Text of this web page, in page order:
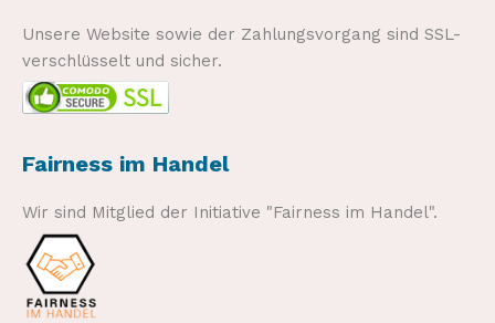
Unsere Website sowie der Zahlungsvorgang sind SSL-
verschlüsselt und sicher.
Fairness im Handel
Wir sind Mitglied der Initiative "Fairness im Handel".